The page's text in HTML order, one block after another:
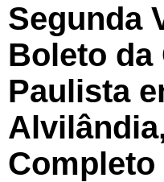
Segunda
Boleto da
Paulista
Completo